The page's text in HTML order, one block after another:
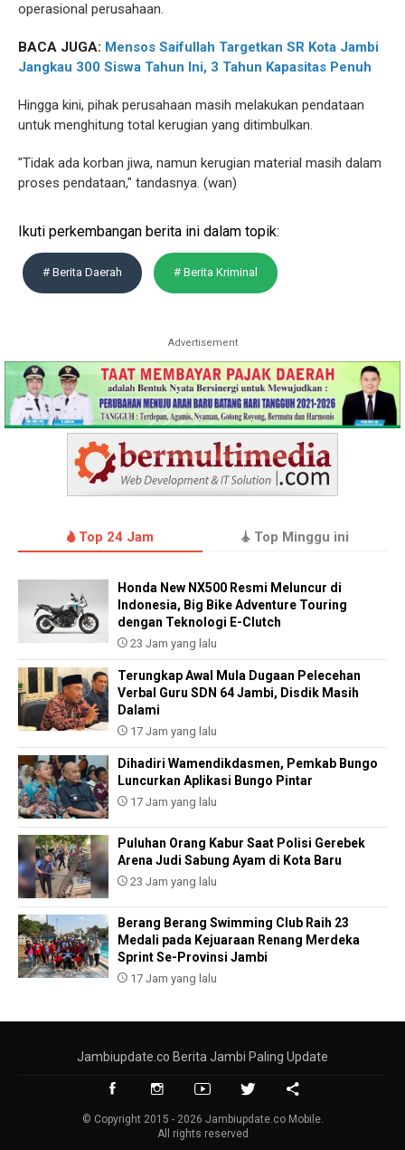
operasional perusahaan.
BACA JUGA: Mensos Saifullah Targetkan SR Kota Jambi
Jangkau 300 Siswa Tahun Ini, 3 Tahun Kapasitas Penuh
Hingga kini, pihak perusahaan masih melakukan pendataan
untuk menghitung total kerugian yang ditimbulkan.
"Tidak ada korban jiwa, namun kerugian material masih dalam
proses pendataan," tandasnya. (wan)
Ikuti perkembangan berita ini dalam topik:
# Berita Daerah # Berita Kriminal
Advertisement
Top 24 Jam Top Minggu ini
Honda New NX500 Resmi Meluncur di
Indonesia, Big Bike Adventure Touring
dengan Teknologi E-Clutch
23 Jam yang lalu
Terungkap Awal Mula Dugaan Pelecehan
Verbal Guru SDN 64 Jambi, Disdik Masih
Dalami
17 Jam yang lalu
Dihadiri Wamendikdasmen, Pemkab Bungo
Luncurkan Aplikasi Bungo Pintar
17 Jam yang lalu
Puluhan Orang Kabur Saat Polisi Gerebek
Arena Judi Sabung Ayam di Kota Baru
23 Jam yang lalu
Berang Berang Swimming Club Raih 23
Medali pada Kejuaraan Renang Merdeka
Sprint Se-Provinsi Jambi
17 Jam yang lalu
Jambiupdate.co Berita Jambi Paling Update
© Copyright 2015 - 2026 Jambiupdate.co Mobile.
All rights reserved